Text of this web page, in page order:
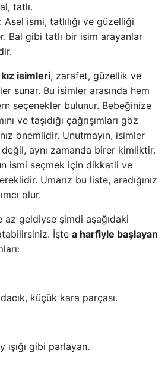
tatlı.
Asel ismi, tatlılığı ve güzelliği
Bal gibi tatlı bir isim arayanlar
isimleri, zarafet, güzellik ve
sunar. Bu isimler arasında hem
seçenekler bulunur. Bebeğinize
ve taşıdığı çağrışımları göz
önemlidir. Unutmayın, isimler
aynı zamanda birer kimliktir.
ismi seçmek için dikkatli ve
Umarız bu liste, aradığınız
olur.
az geldiyse şimdi aşağıdaki
İşte a harfiyle başlayan
küçük kara parçası.
ışığı gibi parlayan.